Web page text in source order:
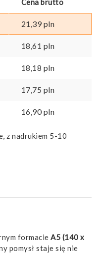
21,39pln
18,61 pln
18,18 pln
17,75 pln
16,90pln
z nadrukiem 5-10
formacie A5 (140 x
pomysł staje się nie